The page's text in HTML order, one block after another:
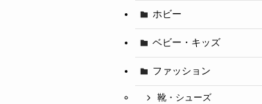
ホビー
ベビー・キッズ
ファッション
靴・シューズ